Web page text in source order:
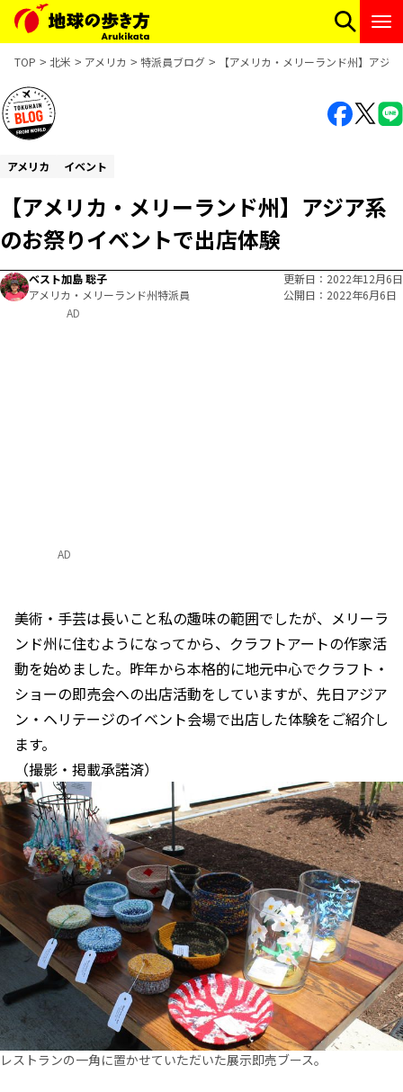
TOP 北米 アメリカ 特派員ブログ 【アメリカ・メリーランド州】アジ
アメリカ イベント
【アメリカ・メリーランド州】アジア系
のお祭りイベントで出店体験
ベスト加島 聡子
アメリカ・メリーランド州特派員
更新日
2022年12月6日
公開日
2022年6月6日
AD
美術・手芸は長いこと私の趣味の範囲でしたが、メリーラ
ンド州に住むようになってから、クラフトアートの作家活
動を始めました。昨年から本格的に地元中心でクラフト・
ショーの即売会への出店活動をしていますが、先日アジア
ン・ヘリテージのイベント会場で出店した体験をご紹介し
ます。
（撮影・掲載承諾済）
レストランの一角に置かせていただいた展示即売ブース。
AD